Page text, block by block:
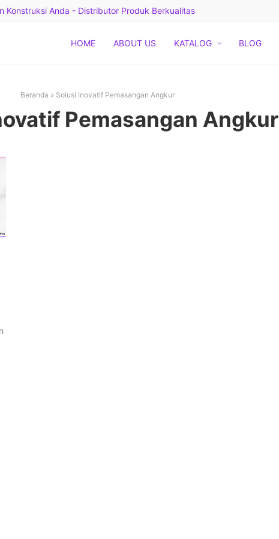
Konstruksi Anda - Distributor Produk Berkualitas
HOME ABOUT US KATALOG BLOG
Beranda » Solusi Inovatif Pemasangan Angkur
Pemasangan Angkur